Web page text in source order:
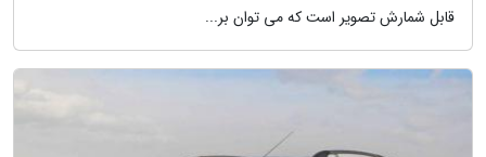
قابل شمارش تصویر است که می توان بر...